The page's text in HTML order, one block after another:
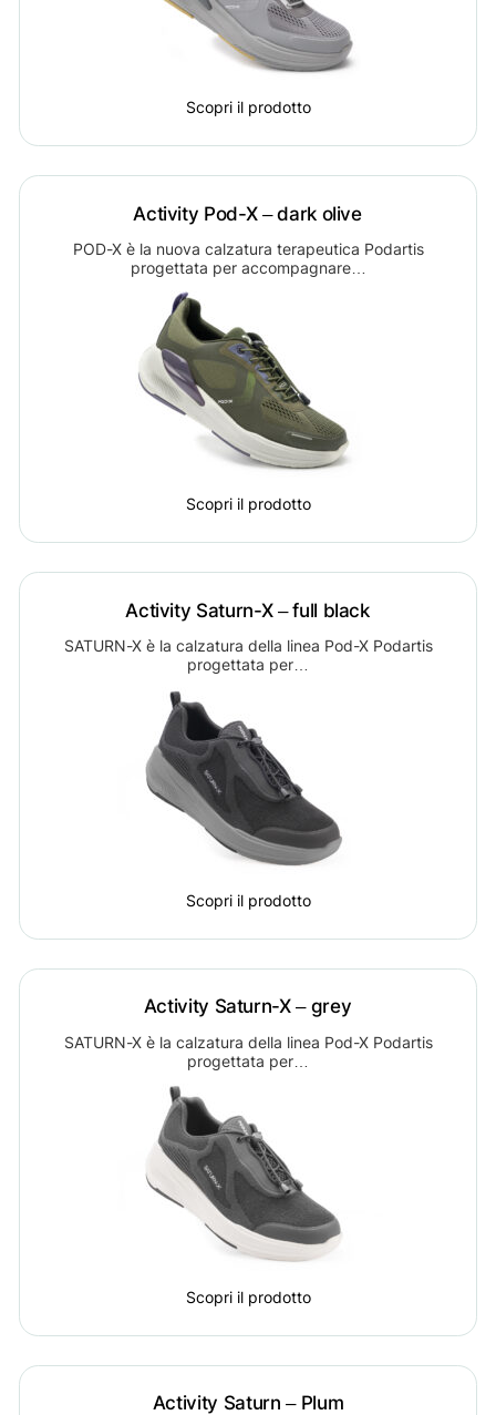
Scopri il prodotto
Activity Pod-X – dark olive
POD-X è la nuova calzatura terapeutica Podartis
progettata per accompagnare…
Scopri il prodotto
Activity Saturn-X – full black
SATURN-X è la calzatura della linea Pod-X Podartis
progettata per…
Scopri il prodotto
Activity Saturn-X – grey
SATURN-X è la calzatura della linea Pod-X Podartis
progettata per…
Scopri il prodotto
Activity Saturn – Plum